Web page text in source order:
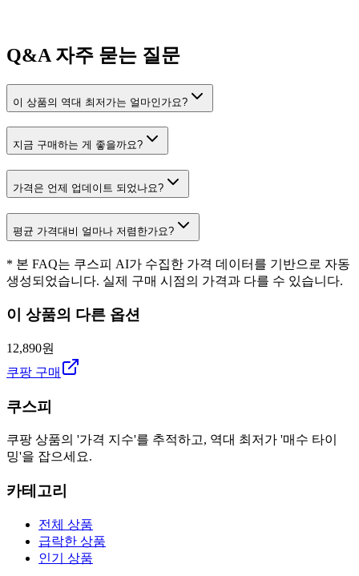
Q&A 자주 묻는 질문
이 상품의 역대 최저가는 얼마인가요?
지금 구매하는 게 좋을까요?
가격은 언제 업데이트 되었나요?
평균 가격대비 얼마나 저렴한가요?
* 본 FAQ는 쿠스피 AI가 수집한 가격 데이터를 기반으로 자동
생성되었습니다. 실제 구매 시점의 가격과 다를 수 있습니다.
이 상품의 다른 옵션
12,890원
쿠팡 구매
쿠스피
쿠팡 상품의 '가격 지수'를 추적하고, 역대 최저가 '매수 타이
밍'을 잡으세요.
카테고리
전체 상품
급락한 상품
인기 상품